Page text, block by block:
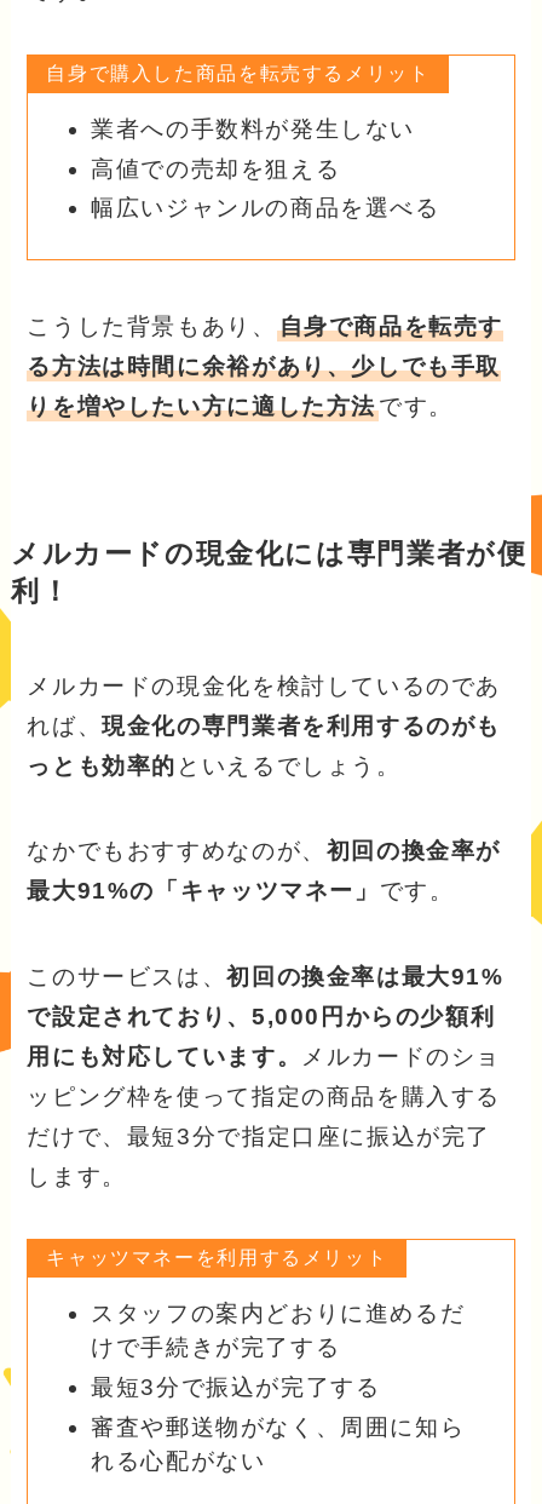
自身で購入した商品を転売するメリット
業者への手数料が発生しない
高値での売却を狙える
幅広いジャンルの商品を選べる
こうした背景もあり、 自身で商品を転売す
る方法は時間に余裕があり、少しでも手取
りを増やしたい方に適した方法です。
メルカードの現金化には専門業者が便
利！
メルカードの現金化を検討しているのであ
れば、現金化の専門業者を利用するのがも
っとも効率的 といえるでしょう。
なかでもおすすめなのが、 初回の換金率が
最大91%の「キャッツマネー」 です。
このサービスは、初回の換金率は最大91%
で設定されており、5,000円からの少額利
用にも対応しています。
メルカードのショ
ッピング枠を使って指定の商品を購入する
だけで、最短3分で指定口座に振込が完了
します。
キャッツマネーを利用するメリット
スタッフの案内どおりに進めるだ
けで手続きが完了する
最短3分で振込が完了する
審査や郵送物がなく、周囲に知ら
れる心配がない